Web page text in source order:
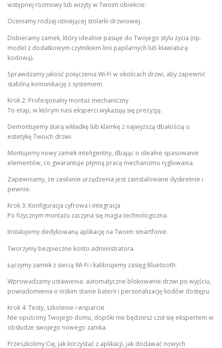
wstępnej rozmowy lub wizyty w Twoim obiekcie:
Oceniamy rodzaj istniejącej stolarki drzwiowej.
Dobieramy zamek, który idealnie pasuje do Twojego stylu życia (np.
model z dodatkowym czytnikiem linii papilarnych lub klawiaturą
kodową).
Sprawdzamy jakość połączenia Wi-Fi w okolicach drzwi, aby zapewnić
stabilną komunikację z systemem.
Krok 2: Profesjonalny montaż mechaniczny
To etap, w którym nasi eksperci wykazują się precyzją.
Demontujemy starą wkładkę lub klamkę z najwyższą dbałością o
estetykę Twoich drzwi.
Montujemy nowy zamek inteligentny, dbając o idealne spasowanie
elementów, co gwarantuje płynną pracę mechanizmu ryglowania.
Zapewniamy, że zasilanie urządzenia jest zainstalowane dyskretnie i
pewnie.
Krok 3: Konfiguracja cyfrowa i integracja
Po fizycznym montażu zaczyna się magia technologiczna.
Instalujemy dedykowaną aplikację na Twoim smartfonie.
Tworzymy bezpieczne konto administratora.
Łączymy zamek z siecią Wi-Fi i kalibrujemy zasięg Bluetooth.
Wprowadzamy ustawienia: automatyczne blokowanie drzwi po wyjściu,
powiadomienia o niskim stanie baterii i personalizację kodów dostępu.
Krok 4: Testy, szkolenie i wsparcie
Nie opuścimy Twojego domu, dopóki nie będziesz czuł się ekspertem w
obsłudze swojego nowego zamka.
Przeszkolimy Cię, jak korzystać z aplikacji, jak dodawać nowych